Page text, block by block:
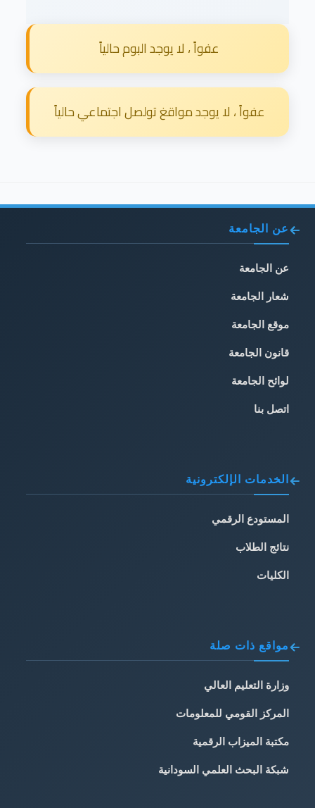
عفواً ، لا يوجد البوم حالياً
عفواً ، لا يوجد مواقغ تولصل اجتماعي حالياً
عن الجامعة
عن الجامعة
شعار الجامعة
موقع الجامعة
قانون الجامعة
لوائح الجامعة
اتصل بنا
الخدمات الإلكترونية
المستودع الرقمي
نتائج الطلاب
الكليات
مواقع ذات صلة
وزارة التعليم العالي
المركز القومي للمعلومات
مكتبة الميزاب الرقمية
شبكة البحث العلمي السودانية